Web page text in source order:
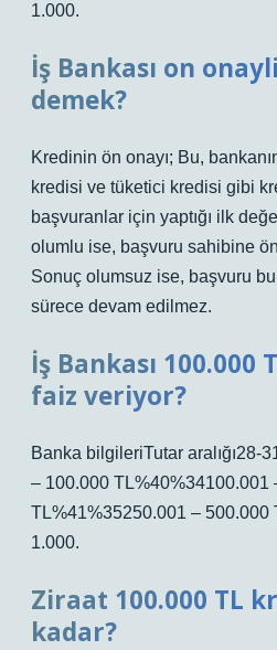
1.000.
İş Bankası on
demek?
Kredinin ön onayı; Bu,
kredisi ve tüketici kredisi gibi
başvuranlar için yaptığı ilk
olumlu ise, başvuru sahibine
Sonuç olumsuz ise, başvuru
sürece devam edilmez.
İş Bankası 100.000
faiz veriyor?
Banka bilgileriTutar aralığı28-
– 100.000 TL%40%34100.001
TL%41%35250.001 – 500.000
1.000.
Ziraat 100.000 TL
kadar?